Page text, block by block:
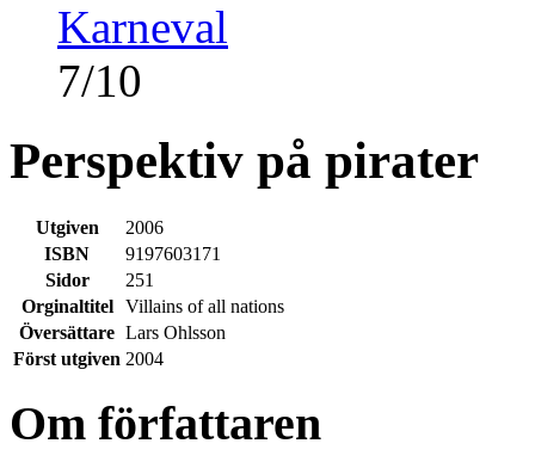
Karneval
7/10
Perspektiv på pirater
Utgiven
2006
ISBN
9197603171
Sidor
251
Orginaltitel
Villains of all nations
Översättare Lars Ohlsson
Först utgiven 2004
Om författaren